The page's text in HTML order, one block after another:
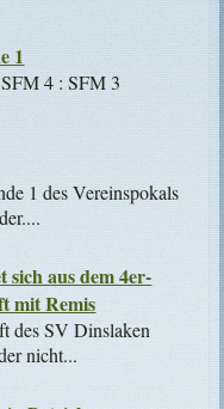
1
4 : SFM 3
1 des Vereinspokals
sich aus dem 4er-
mit Remis
des SV Dinslaken
nicht...